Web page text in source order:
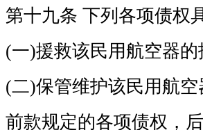
第十九条 下列各项债权
(一)援救该民用航空器的
(二)保管维护该民用航
前款规定的各项债权，